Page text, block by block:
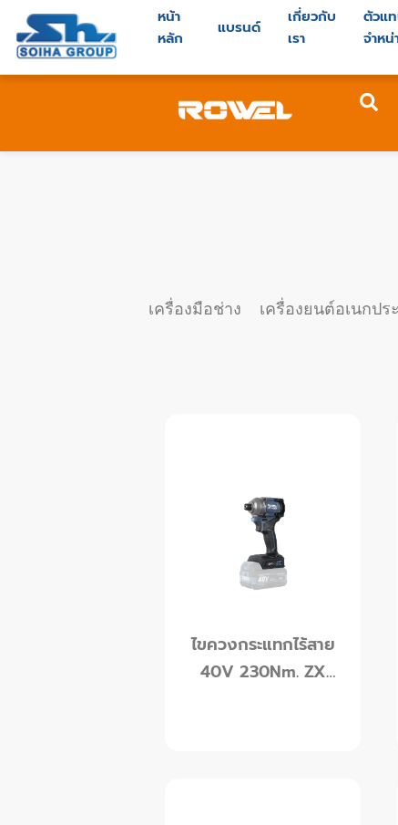
หน้า
หลัก
แบรนด์
เกี่ยวกับ
เรา
ตัวแ
จำหน่
เครื่องมือช่าง เครื่องยนต์อเนกปร
ไขควงกระแทกไร้สาย
40V 230Nm. ZX